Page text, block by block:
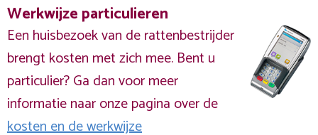
Werkwijze particulieren
Een huisbezoek van de rattenbestrijder
brengt kosten met zich mee. Bent u
particulier? Ga dan voor meer
informatie naar onze pagina over de
kosten en de werkwijze